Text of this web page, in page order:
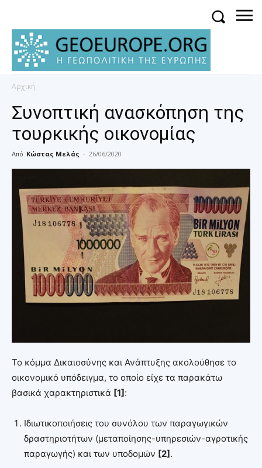
Αρχική
Συνοπτική ανασκόπηση της
τουρκικής οικονομίας
Από Κώστας Μελάς - 26/06/2020
Το κόμμα Δικαιοσύνης και Ανάπτυξης ακολούθησε το
οικονομικό υπόδειγμα, το οποίο είχε τα παρακάτω
βασικά χαρακτηριστικά [1]:
Ιδιωτικοποιήσεις του συνόλου των παραγωγικών
δραστηριοτήτων (μεταποίησης-υπηρεσιών-αγροτικής
παραγωγής) και των υποδομών [2].